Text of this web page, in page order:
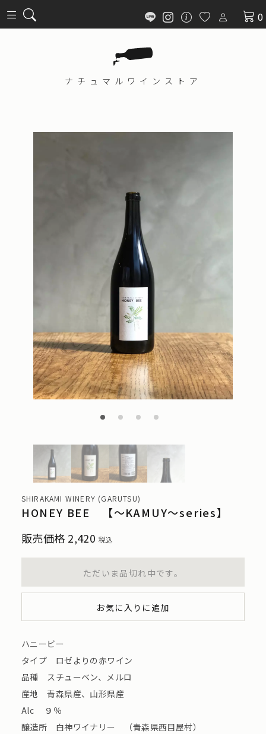
0
ナチュマル ワインストア
SHIRAKAMI WINERY (GARUTSU)
HONEY BEE 【～KAMUY～series】
販売価格 2,420 税込
ただいま品切れ中です。
お気に入りに追加
ハニービー
タイプ ロゼよりの赤ワイン
品種 スチューベン、メルロ
産地 青森県産、山形県産
Alc ９％
醸造所 白神ワイナリー （青森県西目屋村）